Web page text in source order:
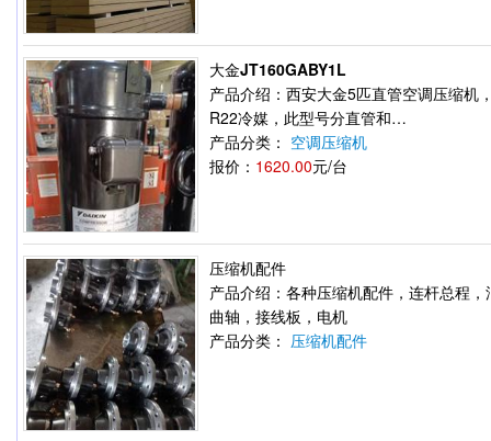
大金JT160GABY1L
产品介绍：西安大金5匹直管空调压缩机
R22冷媒，此型号分直管和…
产品分类： 空调压缩机
报价： 1620.00元/台
压缩机配件
产品介绍：各种压缩机配件，连杆总程，
曲轴，接线板，电机
产品分类： 压缩机配件